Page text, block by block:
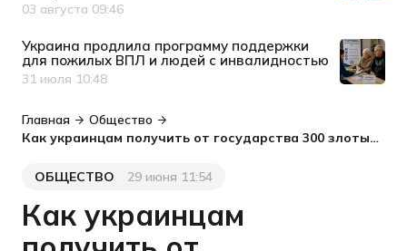
Дата публикации
03 августа 09:46
Украина продлила программу поддержки
для пожилых ВПЛ и людей с инвалидностью
Дата публикации
31 июля 10:48
Главная
Общество
Как украинцам получить от государства 300 злотых на обучение ребенка в Польше
Категория
ОБЩЕСТВО
Дата публикации
29 июня 11:54
Как украинцам